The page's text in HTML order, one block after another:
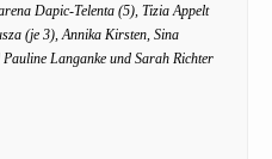
Dapic-Telenta (5), Tizia Appelt
(je 3), Annika Kirsten, Sina
Langanke und Sarah Richter